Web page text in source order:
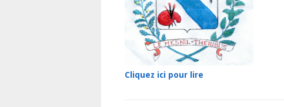
Cliquez ici pour lire